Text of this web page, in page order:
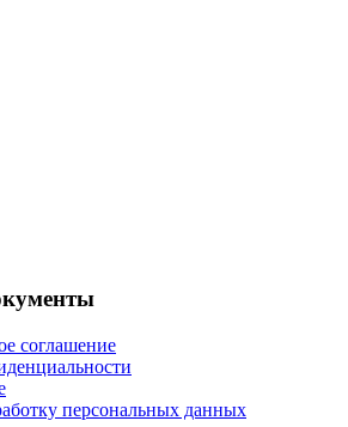
соглашение
персональных данных